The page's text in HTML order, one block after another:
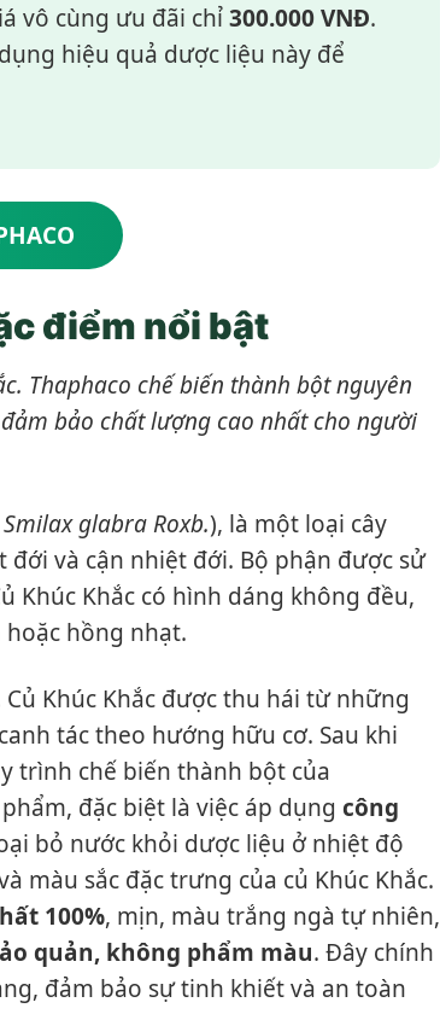
vô cùng ưu đãi chỉ300.000 VNĐ.
hiệu quả dược liệu này để
điểm nổi bật
Thaphaco chế biến thành bột nguyên
bảo chất lượng cao nhất cho người
Smilax glabra Roxb.), là một loại cây
và cận nhiệt đới. Bộ phận được sử
Khúc Khắc có hình dáng không đều,
hồng nhạt.
Khúc Khắc được thu hái từ những
tác theo hướng hữu cơ. Sau khi
trình chế biến thành bột của
đặc biệt là việc áp dụng công
bỏ nước khỏi dược liệu ở nhiệt độ
màu sắc đặc trưng của củ Khúc Khắc.
100%, mịn, màu trắng ngà tự nhiên,
quản, không phẩm màu. Đây chính
đảm bảo sự tinh khiết và an toàn